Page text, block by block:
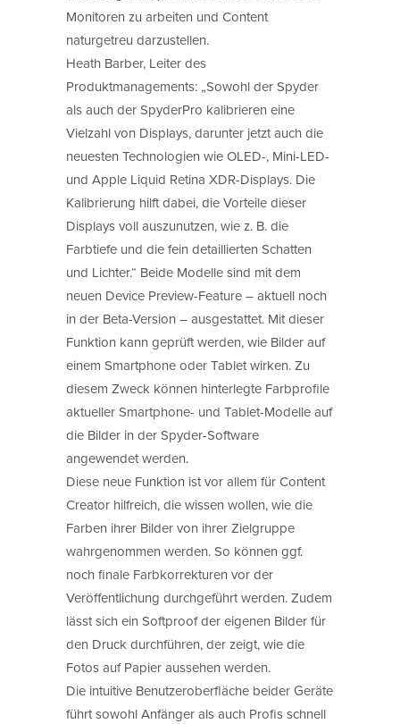
Monitoren zu arbeiten und Content
naturgetreu darzustellen.
Heath Barber, Leiter des
Produktmanagements: „Sowohl der Spyder
als auch der SpyderPro kalibrieren eine
Vielzahl von Displays, darunter jetzt auch die
neuesten Technologien wie OLED-, Mini-LED-
und Apple Liquid Retina XDR-Displays. Die
Kalibrierung hilft dabei, die Vorteile dieser
Displays voll auszunutzen, wie z. B. die
Farbtiefe und die fein detaillierten Schatten
und Lichter.“ Beide Modelle sind mit dem
neuen Device Preview-Feature – aktuell noch
in der Beta-Version – ausgestattet. Mit dieser
Funktion kann geprüft werden, wie Bilder auf
einem Smartphone oder Tablet wirken. Zu
diesem Zweck können hinterlegte Farbprofile
aktueller Smartphone- und Tablet-Modelle auf
die Bilder in der Spyder-Software
angewendet werden.
Diese neue Funktion ist vor allem für Content
Creator hilfreich, die wissen wollen, wie die
Farben ihrer Bilder von ihrer Zielgruppe
wahrgenommen werden. So können ggf.
noch finale Farbkorrekturen vor der
Veröffentlichung durchgeführt werden. Zudem
lässt sich ein Softproof der eigenen Bilder für
den Druck durchführen, der zeigt, wie die
Fotos auf Papier aussehen werden.
Die intuitive Benutzeroberfläche beider Geräte
führt sowohl Anfänger als auch Profis schnell